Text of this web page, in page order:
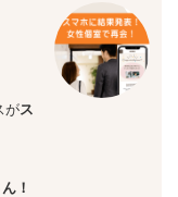
がス
！